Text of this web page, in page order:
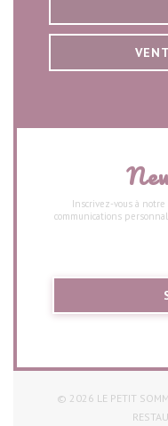
Inscrivez-vous à
communications
© 2026 LE PETIT